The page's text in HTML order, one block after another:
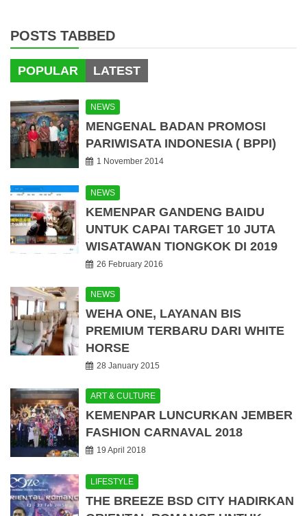
POSTS TABBED
POPULAR LATEST
NEWS
MENGENAL BADAN PROMOSI
PARIWISATA INDONESIA ( BPPI)
1 November 2014
NEWS
KEMENPAR GANDENG BAIDU
UNTUK CAPAI TARGET 10 JUTA
WISATAWAN TIONGKOK DI 2019
26 February 2016
NEWS
WEHA ONE, LAYANAN BIS
PREMIUM TERBARU DARI WHITE
HORSE
28 January 2015
ART & CULTURE
KEMENPAR LUNCURKAN JEMBER
FASHION CARNAVAL 2018
19 April 2018
LIFESTYLE
THE BREEZE BSD CITY HADIRKAN